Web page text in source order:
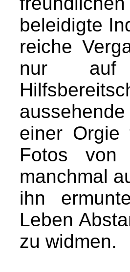
beleidigte
reiche
nur auf
einer Orgie
Fotos von
manchmal
ihn
Leben
zu widmen.